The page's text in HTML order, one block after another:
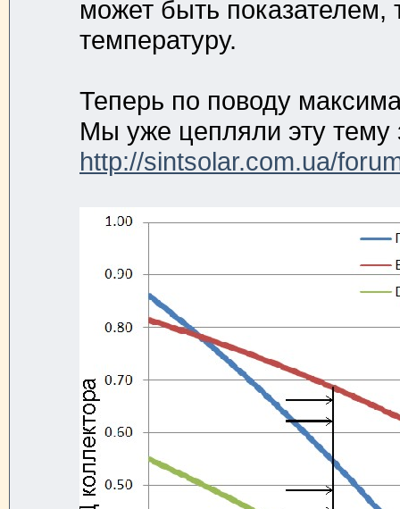
может быть показателем,
температуру.
Теперь по поводу
Мы уже цепляли эту тему
http://sintsolar.com.ua/